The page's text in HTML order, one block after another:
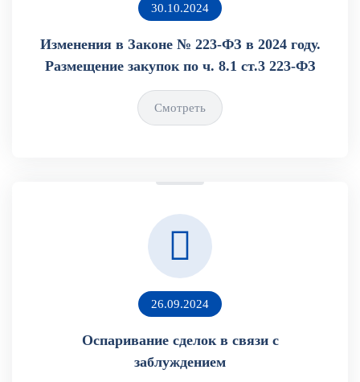
30.10.2024
Изменения в Законе № 223-ФЗ в 2024 году.
Размещение закупок по ч. 8.1 ст.3 223-ФЗ
Смотреть
26.09.2024
Оспаривание сделок в связи с
заблуждением